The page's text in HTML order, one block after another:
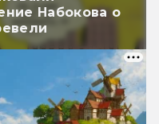
Набокова о